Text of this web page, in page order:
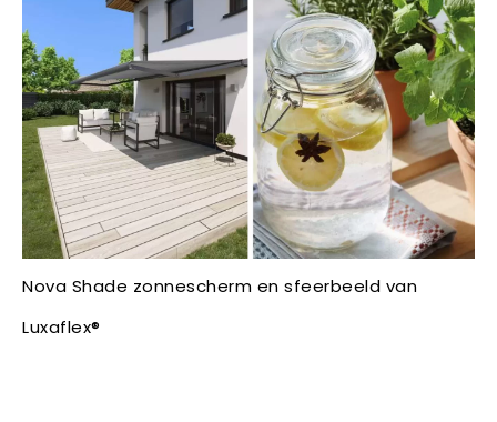
Nova Shade zonnescherm en sfeerbeeld van
Luxaflex®